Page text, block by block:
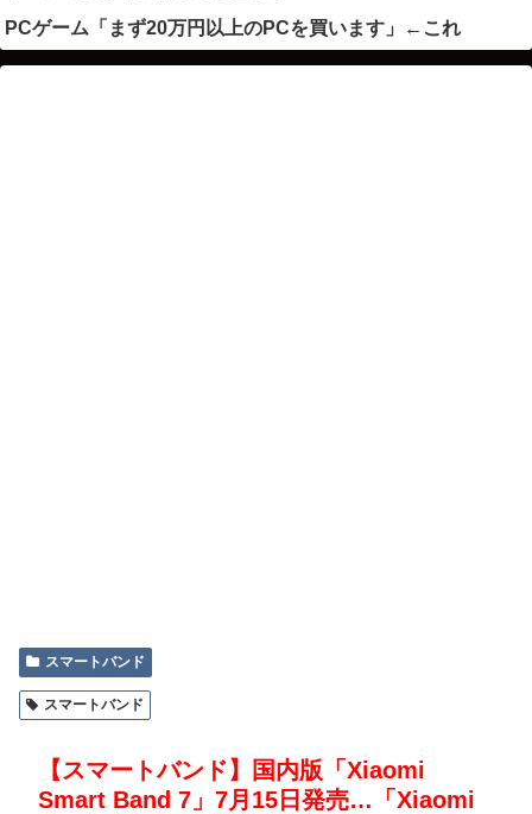
PCゲーム「まず20万円以上のPCを買います」←これ
スマートバンド
スマートバンド
【スマートバンド】国内版「Xiaomi
Smart Band 7」7月15日発売…「Xiaomi